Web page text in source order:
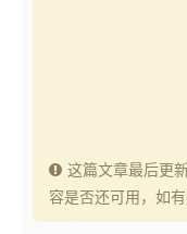
这篇文章最后更
容是否还可用，如